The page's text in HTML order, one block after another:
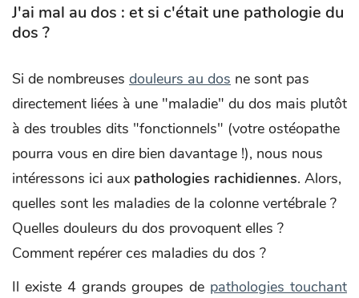
J'ai mal au dos : et si c'était une pathologie du
dos ?
Si de nombreuses douleurs au dos ne sont pas
directement liées à une "maladie" du dos mais plutôt
à des troubles dits "fonctionnels" (votre ostéopathe
pourra vous en dire bien davantage !), nous nous
intéressons ici aux pathologies rachidiennes. Alors,
quelles sont les maladies de la colonne vertébrale ?
Quelles douleurs du dos provoquent elles ?
Comment repérer ces maladies du dos ?
Il existe 4 grands groupes de pathologies touchant